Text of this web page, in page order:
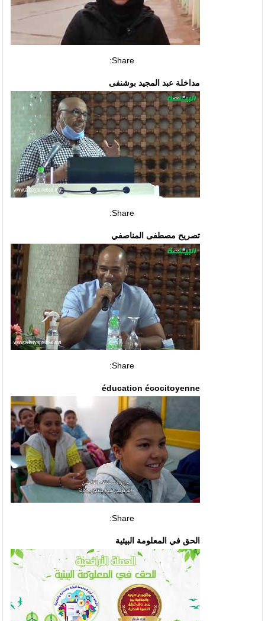
Share:
مداخلة عبد المجيد بوشنفى
Share:
تصريح مصطفى المناصفي
Share:
éducation écocitoyenne
Share:
الحق في المعلومة البيئية